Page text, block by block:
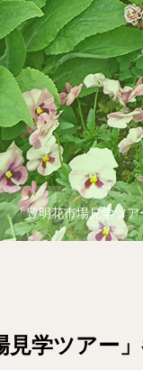
「豊明花市場見学ツ
見学ツアー